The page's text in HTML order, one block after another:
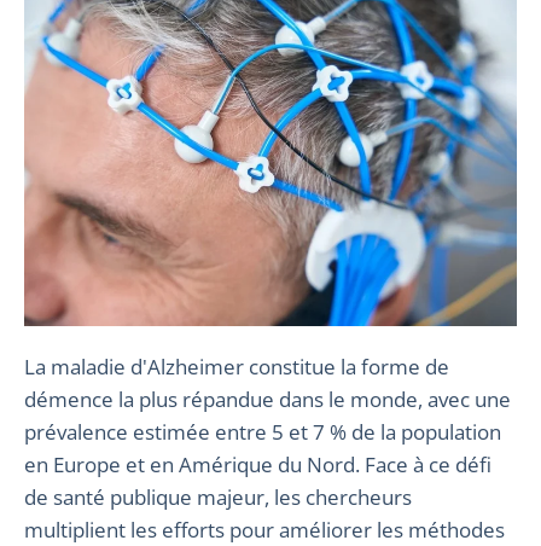
La maladie d'Alzheimer constitue la forme de
démence la plus répandue dans le monde, avec une
prévalence estimée entre 5 et 7 % de la population
en Europe et en Amérique du Nord. Face à ce défi
de santé publique majeur, les chercheurs
multiplient les efforts pour améliorer les méthodes